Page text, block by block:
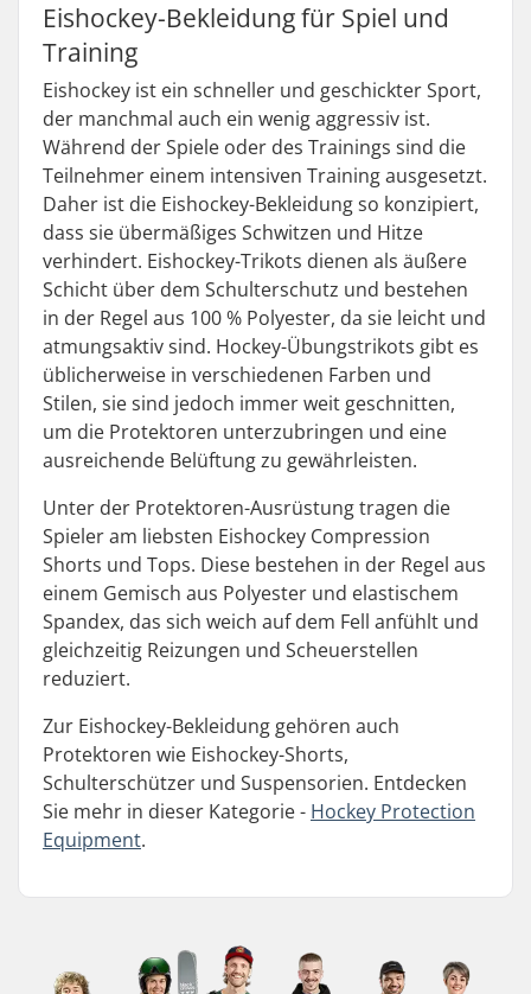
Eishockey-Bekleidung für Spiel und
Training
Eishockey ist ein schneller und geschickter Sport,
der manchmal auch ein wenig aggressiv ist.
Während der Spiele oder des Trainings sind die
Teilnehmer einem intensiven Training ausgesetzt.
Daher ist die Eishockey-Bekleidung so konzipiert,
dass sie übermäßiges Schwitzen und Hitze
verhindert. Eishockey-Trikots dienen als äußere
Schicht über dem Schulterschutz und bestehen
in der Regel aus 100 % Polyester, da sie leicht und
atmungsaktiv sind. Hockey-Übungstrikots gibt es
üblicherweise in verschiedenen Farben und
Stilen, sie sind jedoch immer weit geschnitten,
um die Protektoren unterzubringen und eine
ausreichende Belüftung zu gewährleisten.
Unter der Protektoren-Ausrüstung tragen die
Spieler am liebsten Eishockey Compression
Shorts und Tops. Diese bestehen in der Regel aus
einem Gemisch aus Polyester und elastischem
Spandex, das sich weich auf dem Fell anfühlt und
gleichzeitig Reizungen und Scheuerstellen
reduziert.
Zur Eishockey-Bekleidung gehören auch
Protektoren wie Eishockey-Shorts,
Schulterschützer und Suspensorien. Entdecken
Sie mehr in dieser Kategorie - Hockey Protection
Equipment.